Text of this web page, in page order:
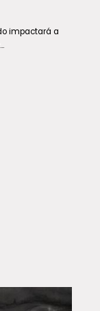
en la Semana